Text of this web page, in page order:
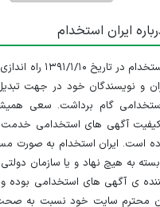
ایران استخدام
سایت ایران
و نویسندگان خود در جهت
گام برداشت. سعی
آگهی های استخدامی خدمت
است. ایران استخدام به صورت
به هیچ نهاد و یا سازمان
ی آگهی های استخدامی بوده و
محترم سایت خود نسبت به